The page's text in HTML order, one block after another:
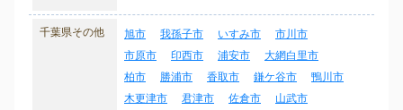
千葉県その他 旭市 我孫子市 いすみ市
市川市
市原市
印西市 浦安市
大網白里市
柏市
勝浦市 香取市 鎌ケ谷市
鴨川市
木更津市
君津市 佐倉市
山武市